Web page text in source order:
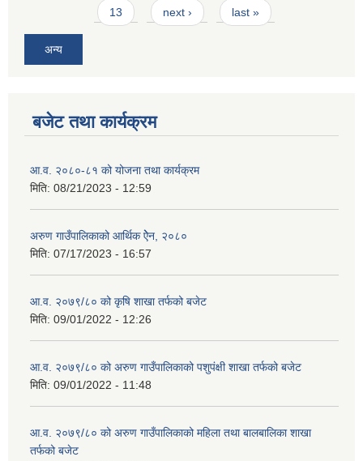
13 next › last »
अन्य
बजेट तथा कार्यक्रम
आ.व. २०८०-८१ को योजना तथा कार्यक्रम
मिति: 08/21/2023 - 12:59
अरुण गाउँपालिकाको आर्थिक ऐेन, २०८०
मिति: 07/17/2023 - 16:57
आ.व. २०७९/८० को कृषि शाखा तर्फको बजेट
मिति: 09/01/2022 - 12:26
आ.व. २०७९/८० को अरुण गाउँपालिकाको पशुपंक्षी शाखा तर्फको बजेट
मिति: 09/01/2022 - 11:48
आ.व. २०७९/८० को अरुण गाउँपालिकाको महिला तथा बालबालिका शाखा
तर्फको बजेट